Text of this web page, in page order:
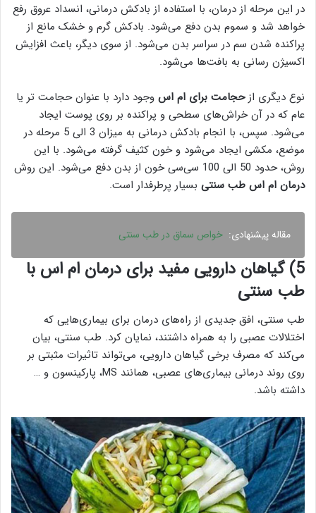
در این مرحله از درمان، با استفاده از بادکش درمانی، انسداد عروق رفع
خواهد شد و سموم بدن دفع می‌شود. بادکش گرم و خشک مانع از
پراکنده شدن سم در سراسر بدن می‌شود. از سوی دیگر، باعث افزایش
اکسیژن رسانی به بافت‌ها می‌شود.
نوع دیگری ازحجامت برای ام اس وجود دارد با عنوان حجامت تر یا
عام که در آن خراش‌های سطحی و پراکنده بر روی پوست ایجاد
می‌شود. سپس، با انجام بادکش درمانی به میزان 3 الی 5 مرحله در
موضع، مکشی ایجاد می‌شود و خون کثیف گرفته می‌شود. با این
روش، حدود 50 الی 100 سی‌سی خون از بدن دفع می‌شود. این روش
درمان ام اس طب سنتی بسیار پرطرفدار است.
مقاله پیشنهادی: خواص سماق در طب سنتی
5) گیاهان دارویی مفید برای درمان ام اس با
طب سنتی
طب سنتی، افق جدیدی از راه‌های درمان برای بیماری‌هایی که
اختلالات عصبی را به همراه داشتند، نمایان کرد. طب سنتی، بیان
می‌کند که مصرف برخی گیاهان دارویی، می‌تواند تاثیرات مثبتی بر
روی روند درمانی بیماری‌های عصبی، همانند MS، پارکینسون و …
داشته باشد.